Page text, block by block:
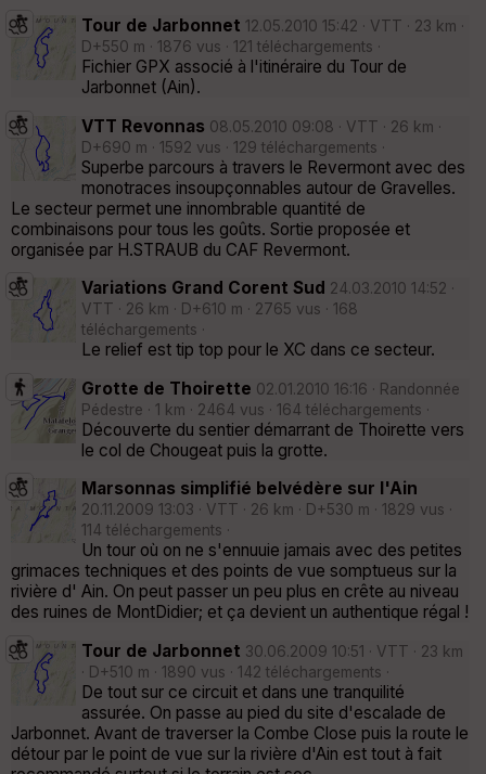
Tour de Jarbonnet 12.05.2010 15:42 · VTT · 23 km ·
D+550 m · 1876 vus · 121 téléchargements ·
Fichier GPX associé à l'itinéraire du Tour de
Jarbonnet (Ain).
VTT Revonnas 08.05.2010 09:08 · VTT · 26 km ·
D+690 m · 1592 vus · 129 téléchargements ·
Superbe parcours à travers le Revermont avec des
monotraces insoupçonnables autour de Gravelles.
Le secteur permet une innombrable quantité de
combinaisons pour tous les goûts. Sortie proposée et
organisée par H.STRAUB du CAF Revermont.
Variations Grand Corent Sud 24.03.2010 14:52 ·
VTT · 26 km · D+610 m · 2765 vus · 168
téléchargements ·
Le relief est tip top pour le XC dans ce secteur.
Grotte de Thoirette 02.01.2010 16:16 · Randonnée
Pédestre · 1 km · 2464 vus · 164 téléchargements ·
Découverte du sentier démarrant de Thoirette vers
le col de Chougeat puis la grotte.
Marsonnas simplifié belvédère sur l'Ain
20.11.2009 13:03 · VTT · 26 km · D+530 m · 1829 vus ·
114 téléchargements ·
Un tour où on ne s'ennuuie jamais avec des petites
grimaces techniques et des points de vue somptueus sur la
rivière d' Ain. On peut passer un peu plus en crête au niveau
des ruines de MontDidier; et ça devient un authentique régal !
Tour de Jarbonnet 30.06.2009 10:51 · VTT · 23 km
· D+510 m · 1890 vus · 142 téléchargements ·
De tout sur ce circuit et dans une tranquilité
assurée. On passe au pied du site d'escalade de
Jarbonnet. Avant de traverser la Combe Close puis la route le
détour par le point de vue sur la rivière d'Ain est tout à fait